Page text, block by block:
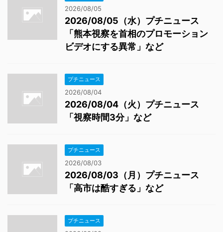
2026/08/05
2026/08/05（水）プチニュース
「熊本視察を首相のプロモーション
ビデオにする異常」など
プチニュース
2026/08/04
2026/08/04（火）プチニュース
「視察時間3分」など
プチニュース
2026/08/03
2026/08/03（月）プチニュース
「高市は酷すぎる」など
プチニュース